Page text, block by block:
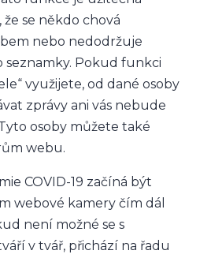
se někdo chová
nebo nedodržuje
Pokud funkci
využijete, od dané osoby
zprávy ani vás nebude
osoby můžete také
webu.
COVID-19 začíná být
webové kamery čím dál
není možné se s
v tvář, přichází na řadu